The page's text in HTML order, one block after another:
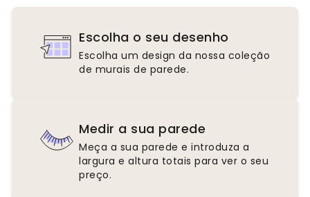
Escolha o seu desenho
Escolha um design da nossa coleção
de murais de parede.
Medir a sua parede
Meça a sua parede e introduza a
largura e altura totais para ver o seu
preço.